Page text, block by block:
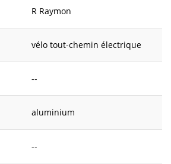
R Raymon
vélo tout-chemin électrique
--
aluminium
--